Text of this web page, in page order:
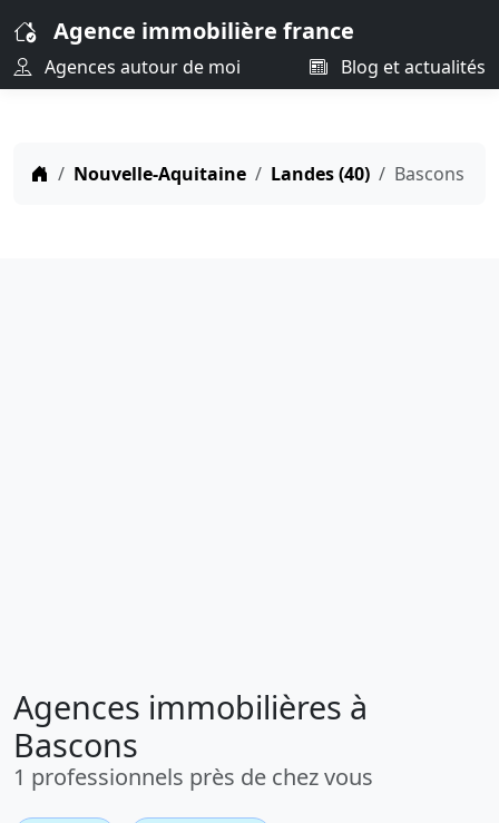
Agence immobilière france
Agences autour de moi Blog et actualités
Nouvelle-Aquitaine Landes (40) Bascons
Agences immobilières à
Bascons
1 professionnels près de chez vous